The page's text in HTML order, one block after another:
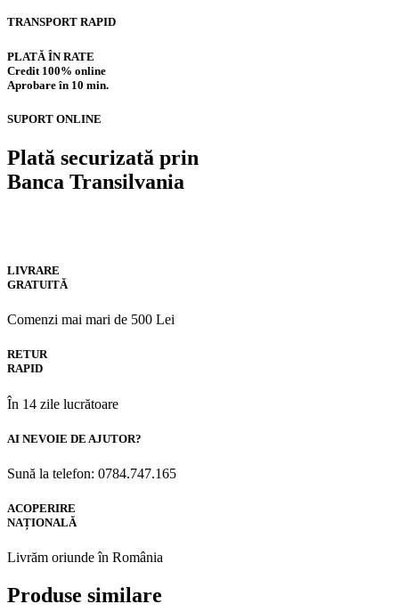
TRANSPORT RAPID
PLATĂ ÎN RATE
Credit 100% online
Aprobare în 10 min.
SUPORT ONLINE
Plată securizată prin
Banca Transilvania
LIVRARE
GRATUITĂ
Comenzi mai mari de 500 Lei
RETUR
RAPID
În 14 zile lucrătoare
AI NEVOIE DE AJUTOR?
Sună la telefon: 0784.747.165
ACOPERIRE
NAȚIONALĂ
Livrăm oriunde în România
Produse similare